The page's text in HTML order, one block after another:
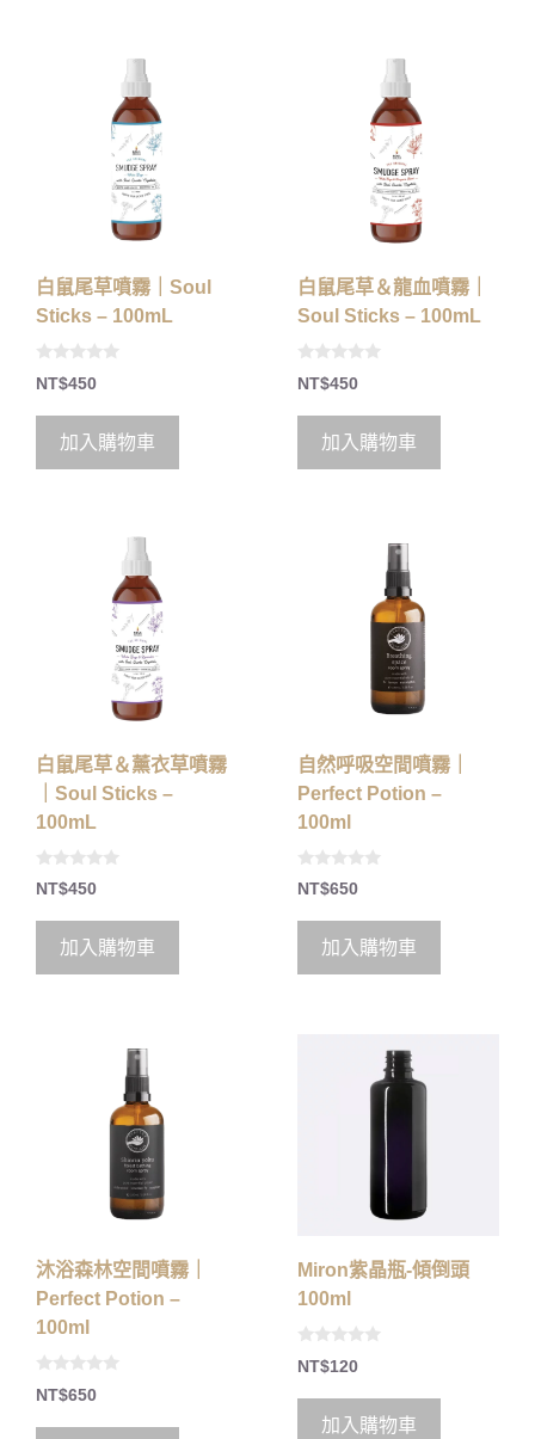
白鼠尾草噴霧｜Soul
Sticks – 100mL
0
o
t
5
NT$450
加入購物車
白鼠尾草＆龍血噴霧｜
Soul Sticks – 100mL
0
o
t
5
NT$450
加入購物車
白鼠尾草＆薰衣草噴霧
｜Soul Sticks –
100mL
0
o
5
NT$450
加入購物車
自然呼吸空間噴霧｜
Perfect Potion –
100ml
0
o
5
NT$650
加入購物車
沐浴森林空間噴霧｜
Perfect Potion –
100ml
0
oNT$650
Miron紫晶瓶-傾倒頭
100ml
0
oNT$120
加入購物車